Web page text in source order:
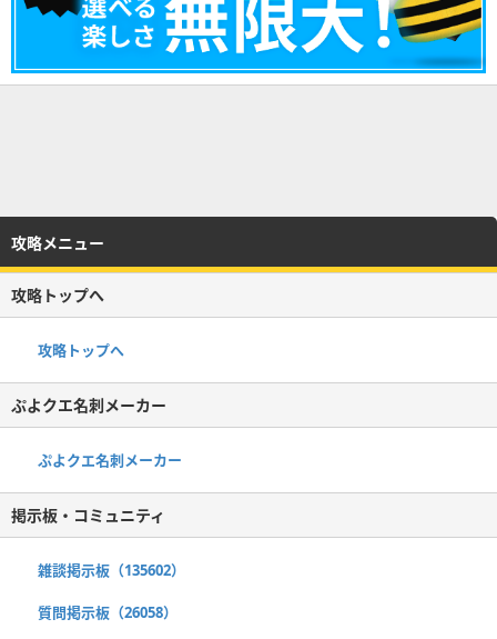
攻略メニュー
攻略トップへ
攻略トップへ
ぷよクエ名刺メーカー
ぷよクエ名刺メーカー
掲示板・コミュニティ
雑談掲示板（135602）
質問掲示板（26058）